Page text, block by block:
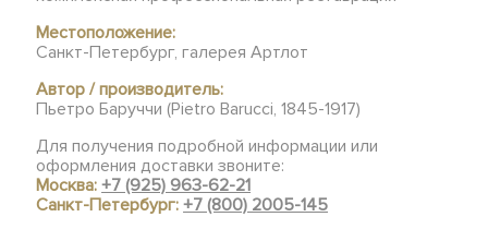
Местоположение:
Санкт-Петербург, галерея Артлот
Автор / производитель:
Пьетро Баруччи (Pietro Barucci, 1845-1917)
Для получения подробной информации или
оформления доставки звоните:
Москва:+7 (925) 963-62-21
Санкт-Петербург:+7 (800) 2005-145